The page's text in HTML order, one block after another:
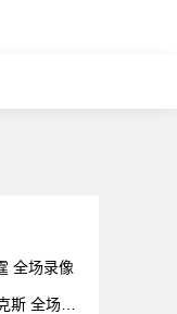
全场录像
全场录